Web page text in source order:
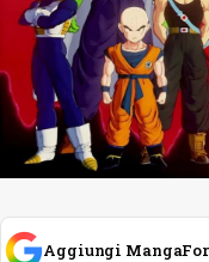
Aggiungi